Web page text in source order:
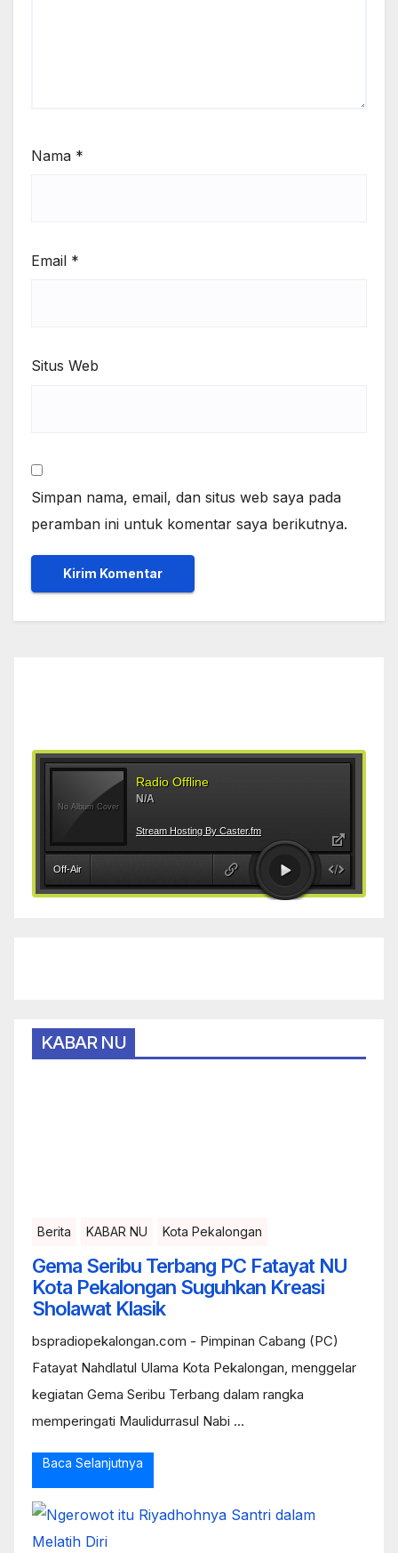
Nama *
Email *
Situs Web
Simpan nama, email, dan situs web saya pada
peramban ini untuk komentar saya berikutnya.
KABAR NU
Berita KABAR NU Kota Pekalongan
Gema Seribu Terbang PC Fatayat NU
Kota Pekalongan Suguhkan Kreasi
Sholawat Klasik
bspradiopekalongan.com - Pimpinan Cabang (PC)
Fatayat Nahdlatul Ulama Kota Pekalongan, menggelar
kegiatan Gema Seribu Terbang dalam rangka
memperingati Maulidurrasul Nabi ...
Baca Selanjutnya